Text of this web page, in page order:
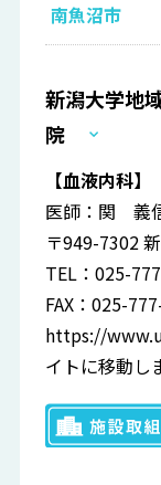
南魚沼市
新潟大学地
院
【血液内科】
医師：関 義
〒949-7302
TEL：025-
FAX：025-
https://
イトに移動し